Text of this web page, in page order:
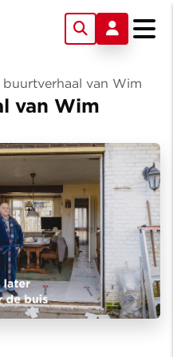
buurtverhaal van Wim
van Wim